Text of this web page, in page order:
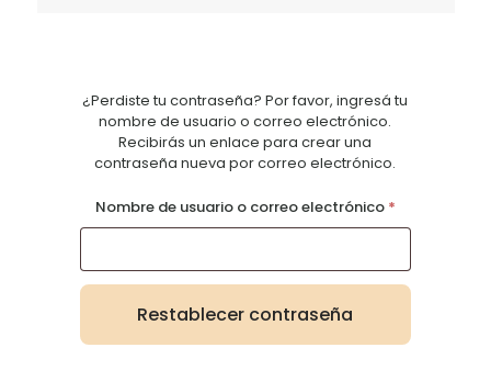
¿Perdiste tu contraseña? Por favor, ingresá tu
nombre de usuario o correo electrónico.
Recibirás un enlace para crear una
contraseña nueva por correo electrónico.
Nombre de usuario o correo electrónico *Requerido
Restablecer contraseña